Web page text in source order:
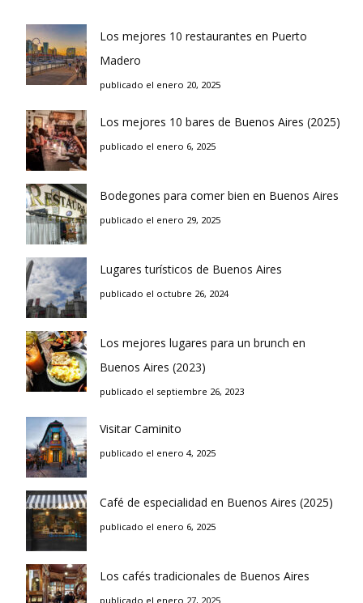
Los mejores 10 restaurantes en Puerto
Madero
publicado el enero 20, 2025
Los mejores 10 bares de Buenos Aires (2025)
publicado el enero 6, 2025
Bodegones para comer bien en Buenos Aires
publicado el enero 29, 2025
Lugares turísticos de Buenos Aires
publicado el octubre 26, 2024
Los mejores lugares para un brunch en
Buenos Aires (2023)
publicado el septiembre 26, 2023
Visitar Caminito
publicado el enero 4, 2025
Café de especialidad en Buenos Aires (2025)
publicado el enero 6, 2025
Los cafés tradicionales de Buenos Aires
publicado el enero 27, 2025